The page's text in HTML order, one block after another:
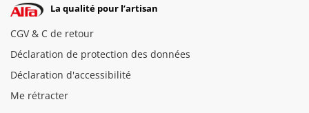
La qualité pour l’artisan
CGV & C de retour
Déclaration de protection des données
Déclaration d'accessibilité
Me rétracter